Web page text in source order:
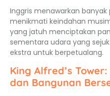
Inggris menawarkan
menikmati keindahan
yang jatuh menciptakan
sementara udara yang
ekstra untuk berpetualang.
King Alfred’s
dan Bangunan